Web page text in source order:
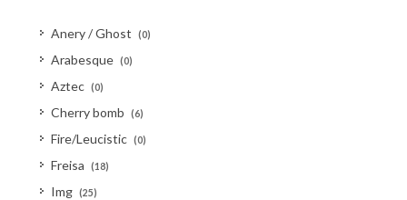
Anery / Ghost (0)
Arabesque (0)
Aztec (0)
Cherry bomb (6)
Fire/Leucistic (0)
Freisa (18)
Img (25)